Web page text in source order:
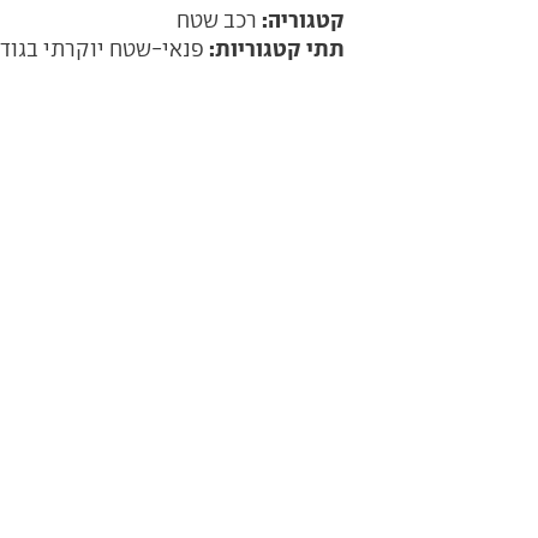
קטגוריה: רכב שטח
תתי קטגוריות: פנאי-שטח יוקרתי